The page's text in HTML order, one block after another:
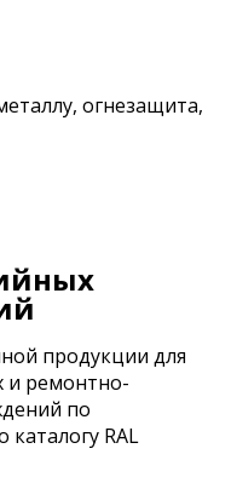
огнезащита,
продукции для
и ремонтно-
по
каталогу RAL